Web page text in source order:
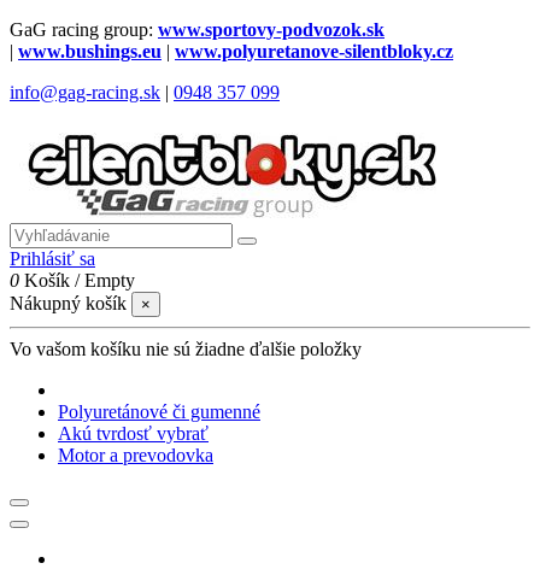
GaG racing group: www.sportovy-podvozok.sk
| www.bushings.eu | www.polyuretanove-silentbloky.cz
info@gag-racing.sk | 0948 357 099
Prihlásiť sa
0 Košík /Empty
Nákupný košík
×
Vo vašom košíku nie sú žiadne ďalšie položky
Polyuretánové či gumenné
Akú tvrdosť vybrať
Motor a prevodovka